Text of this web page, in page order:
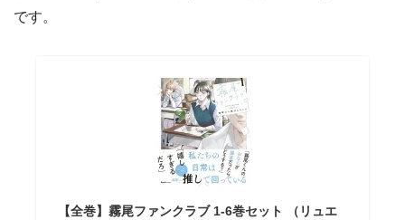
です。
【全巻】霧尾ファンクラブ 1-6巻セット （リュエ